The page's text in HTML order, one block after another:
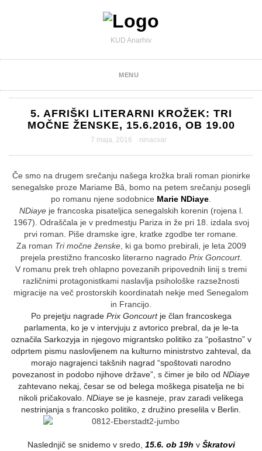
KUD Anarhiv
MENU
5. AFRIŠKI LITERARNI KROŽEK: TRI
MOČNE ŽENSKE, 15.6.2016, OB 19.00
7 maja, 2016 ninacvar
Če smo na drugem srečanju našega krožka brali roman pionirke
senegalske proze Mariame Bâ, bomo na petem srečanju posegli
po romanu njene sodobnice Marie NDiaye
NDiayeje francoska pisateljica senegalskih korenin (rojena l.
1967). Odraščala je v predmestju Pariza in že pri 18. izdala svoj
prvi roman. Piše dramske igre, kratke zgodbe ter romane.
Za roman Tri močne ženske, ki ga bomo prebirali, je leta 2009
prejela prestižno francosko literarno nagrado Prix Goncourt.
V romanu prek treh ohlapno povezanih pripovednih linij s tremi
različnimi protagonistkami naslavlja psihološke razsežnosti
migracije na več prostorskih koordinatah nekje med Senegalom
in Francijo.
Po prejetju nagrade Prix Goncourtje član francoskega
parlamenta, ko je v intervjuju z avtorico prebral, da je le-ta
označila Sarkozyja in njegovo migrantsko politiko za “pošastno” v
odprtem pismu naslovljenem na kulturno ministrstvo zahteval, da
morajo nagrajenci takšnih nagrad “spoštovati narodno
povezanost in podobo njihove države”, s čimer je bilo od NDiaye
zahtevano nekaj, česar se od belega moškega pisatelja ne bi
nikoli pričakovalo. NDiaye se je kasneje, prav zaradi velikega
nestrinjanja s francosko politiko, z družino preselila v Berlin.
Naslednjič se snidemo v sredo, 15.6. ob 19h v Škratovi